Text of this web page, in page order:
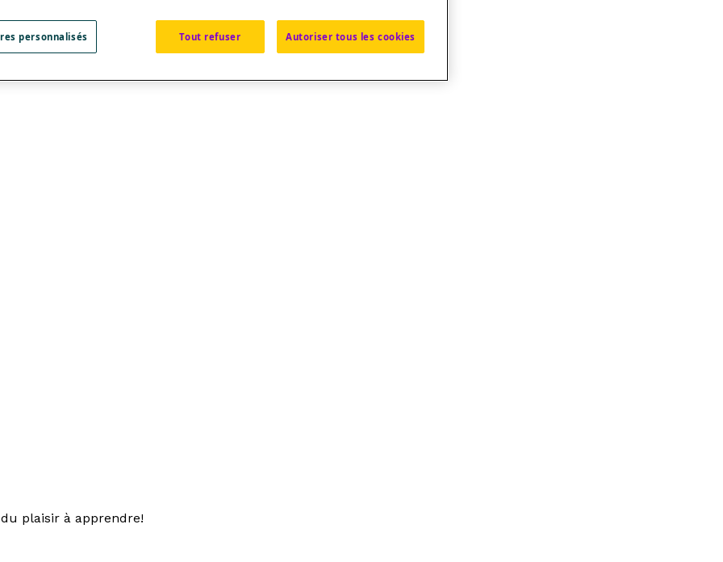
plaisir à apprendre!
Tout refuser Autoriser tous les cookies
personnalisés